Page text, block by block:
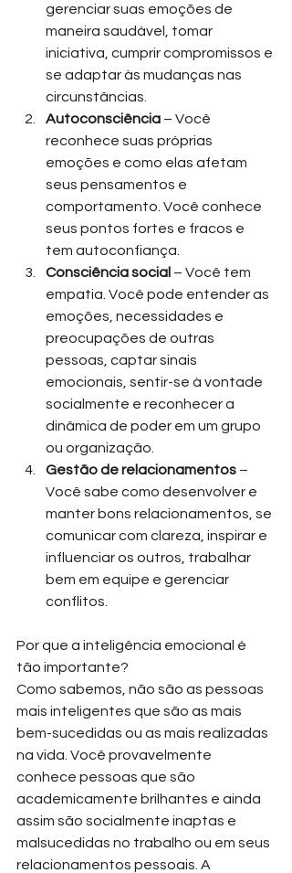
gerenciar suas emoções de
maneira saudável, tomar
iniciativa, cumprir compromissos e
se adaptar às mudanças nas
circunstâncias.
Autoconsciência – Você
reconhece suas próprias
emoções e como elas afetam
seus pensamentos e
comportamento. Você conhece
seus pontos fortes e fracos e
tem autoconfiança.
Consciência social – Você tem
empatia. Você pode entender as
emoções, necessidades e
preocupações de outras
pessoas, captar sinais
emocionais, sentir-se à vontade
socialmente e reconhecer a
dinâmica de poder em um grupo
ou organização.
Gestão de relacionamentos –
Você sabe como desenvolver e
manter bons relacionamentos, se
comunicar com clareza, inspirar e
influenciar os outros, trabalhar
bem em equipe e gerenciar
conflitos.
Por que a inteligência emocional é
tão importante?
Como sabemos, não são as pessoas
mais inteligentes que são as mais
bem-sucedidas ou as mais realizadas
na vida. Você provavelmente
conhece pessoas que são
academicamente brilhantes e ainda
assim são socialmente inaptas e
malsucedidas no trabalho ou em seus
relacionamentos pessoais. A